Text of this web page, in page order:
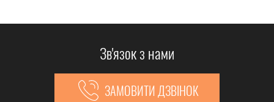
Зв'язок з нами
ЗАМОВИТИ ДЗВІНОК